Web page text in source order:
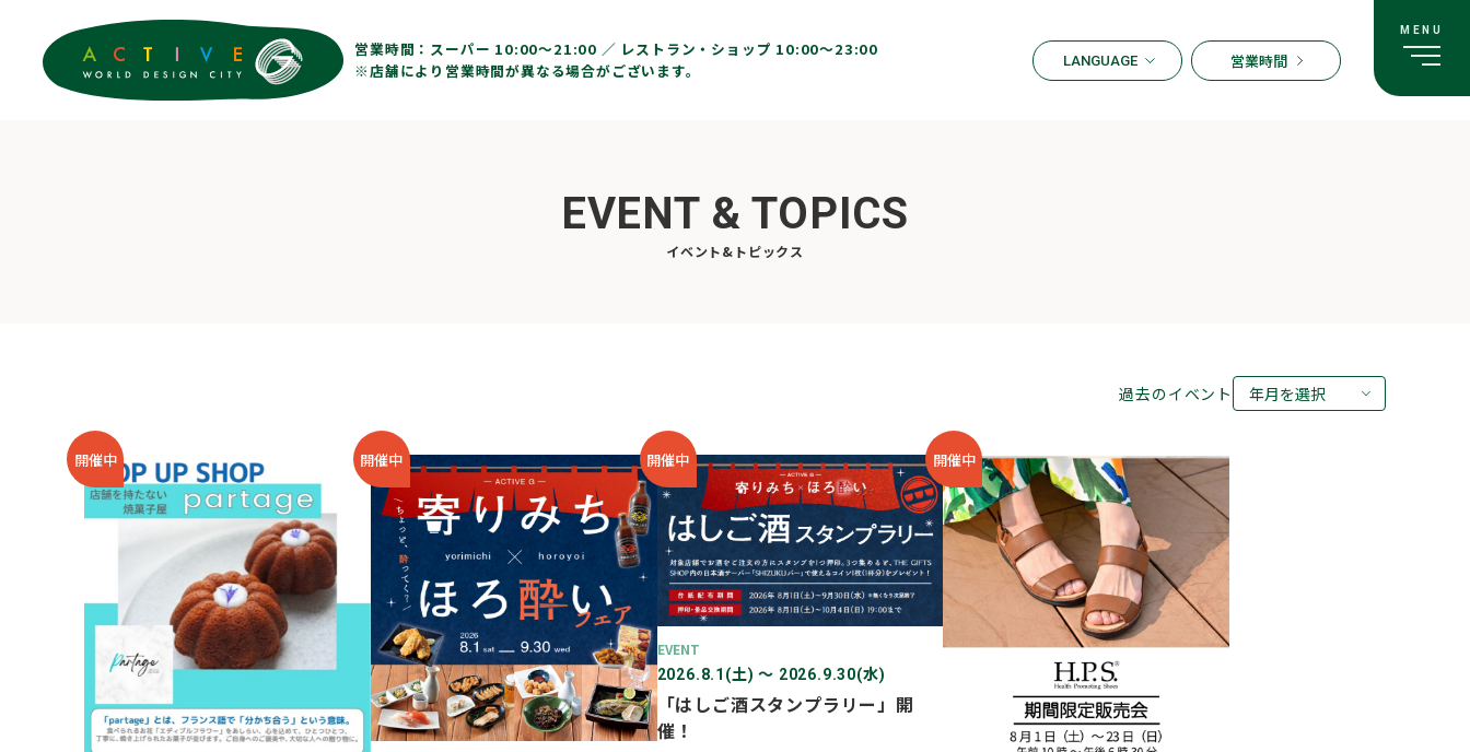
営業時間： スーパー 10:00〜21:00 ／ レストラン・ショップ 10:00～23:00
※店舗により営業時間が異なる場合がございます。
LANGUAGE 営業時間
EVENT & TOPICS
イベント&トピックス
過去のイベント
年月を選択
開催中 開催中 開催中
EVENT
2026.8.1(土) 〜 2026.9.30(水)
「はしご酒スタンプラリー」開
催！
開催中